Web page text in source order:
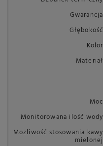
Gwarancja
Głębokość
Kolor
Materiał
Moc
Monitorowana ilość wody
Możliwość stosowania kawy
mielonej